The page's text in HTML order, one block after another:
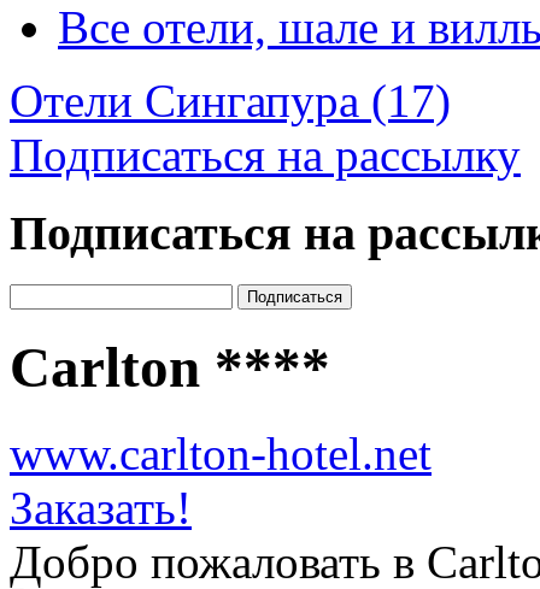
Все отели, шале и
Отели Сингапура (17)
Подписаться на рассылку
Подписаться на
Carlton ****
www.carlton-hotel.net
Заказать!
Добро пожаловать в